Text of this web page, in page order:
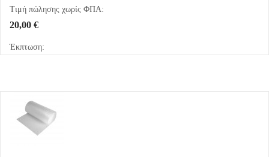
Τιμή πώλησης χωρίς ΦΠΑ:
20,00 €
Έκπτωση: